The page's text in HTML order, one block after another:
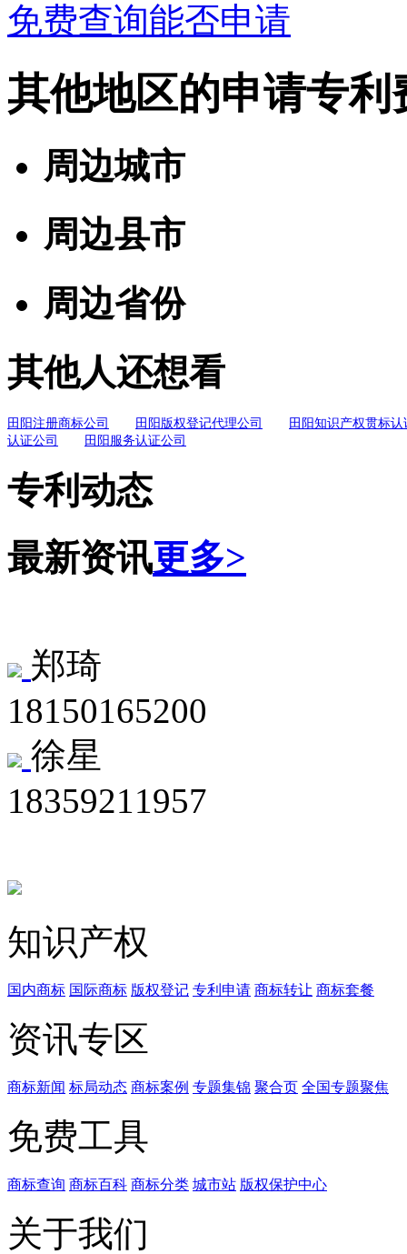
免费查询能否申请
其他地区的申请专利
周边城市
周边县市
周边省份
其他人还想看
田阳注册商标公司 田阳版权登记代理公司
田阳知识产权贯标认
认证公司
田阳服务认证公司
专利动态
最新资讯更多>
郑琦
18150165200
徐星
18359211957
知识产权
国内商标 国际商标 版权登记 专利申请 商标转让 商标套餐
资讯专区
商标新闻 标局动态 商标案例 专题集锦 聚合页 全国专题聚焦
免费工具
商标查询 商标百科 商标分类 城市站 版权保护中心
关于我们